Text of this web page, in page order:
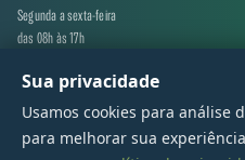
Segunda a sexta-feira
das 08h às 17h
Canal de atendimento
projeto.avaliacao@funcap.ce.gov.br
Sua privacidade
Usamos cookies para análise
para melhorar sua